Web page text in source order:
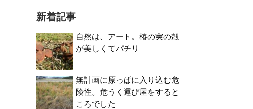
新着記事
自然は、アート。椿の実の殻
が美しくてパチリ
無計画に原っぱに入り込む危
険性。危うく運び屋をすると
ころでした